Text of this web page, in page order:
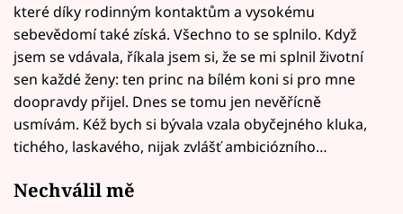
které díky rodinným kontaktům a vysokému
sebevědomí také získá. Všechno to se splnilo. Když
jsem se vdávala, říkala jsem si, že se mi splnil životní
sen každé ženy: ten princ na bílém koni si pro mne
doopravdy přijel. Dnes se tomu jen nevěřícně
usmívám. Kéž bych si bývala vzala obyčejného kluka,
tichého, laskavého, nijak zvlášť ambiciózního…
Nechválil mě